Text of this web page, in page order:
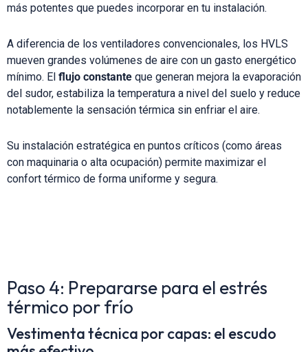
más potentes que puedes incorporar en tu instalación.
A diferencia de los ventiladores convencionales, los HVLS
mueven grandes volúmenes de aire con un gasto energético
mínimo. El flujo constante que generan mejora la evaporación
del sudor, estabiliza la temperatura a nivel del suelo y reduce
notablemente la sensación térmica sin enfriar el aire.
Su instalación estratégica en puntos críticos (como áreas
con maquinaria o alta ocupación) permite maximizar el
confort térmico de forma uniforme y segura.
Paso 4: Prepararse para el estrés
térmico por frío
Vestimenta técnica por capas: el escudo